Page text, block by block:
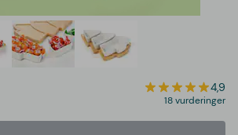
4,9
18 vurderinger